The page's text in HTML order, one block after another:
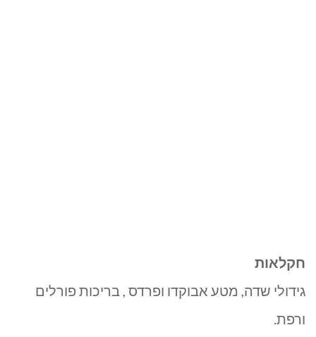
חקלאות
גידולי שדה, מטע אבוקדו ופרדס , בריכות פורלים
ורפת.